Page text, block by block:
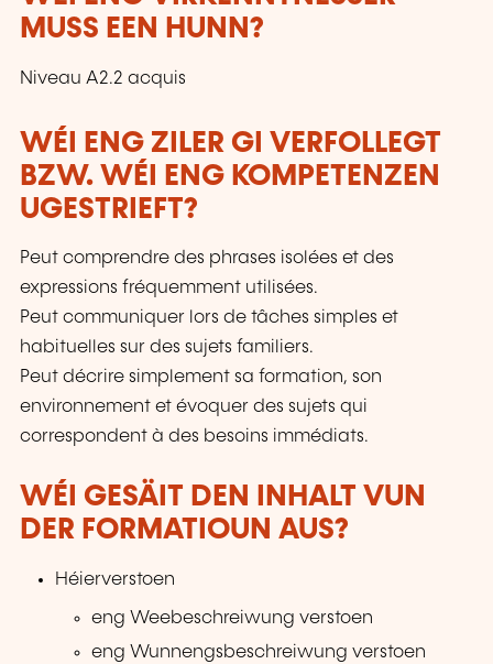
MUSS EEN HUNN?
Niveau A2.2 acquis
WÉI ENG ZILER GI VERFOLLEGT
BZW. WÉI ENG KOMPETENZEN
UGESTRIEFT?
Peut comprendre des phrases isolées et des
expressions fréquemment utilisées.
Peut communiquer lors de tâches simples et
habituelles sur des sujets familiers.
Peut décrire simplement sa formation, son
environnement et évoquer des sujets qui
correspondent à des besoins immédiats.
WÉI GESÄIT DEN INHALT VUN
DER FORMATIOUN AUS?
Héierverstoen
eng Weebeschreiwung verstoen
eng Wunnengsbeschreiwung verstoen